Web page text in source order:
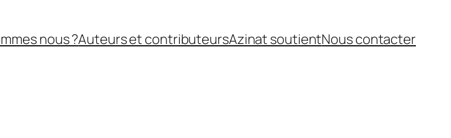
nous ?Auteurs et contributeursAzinat soutientNous contacter